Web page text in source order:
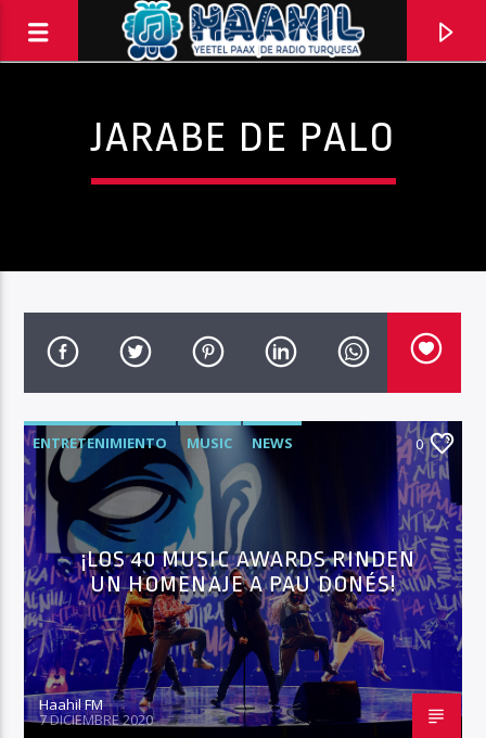
Haahil FM
JARABE DE PALO
ENTRETENIMIENTO MUSIC NEWS 0
¡LOS 40 MUSIC AWARDS RINDEN
UN HOMENAJE A PAU DONÉS!
Haahil FM
7 DICIEMBRE 2020